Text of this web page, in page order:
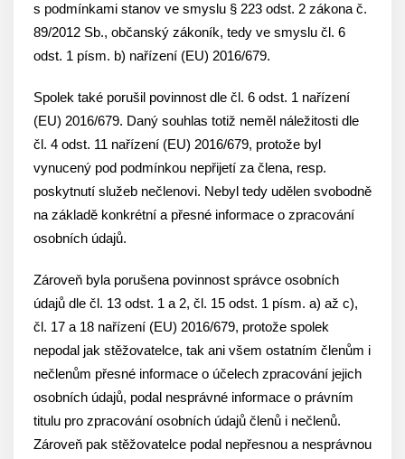
s podmínkami stanov ve smyslu § 223 odst. 2 zákona č.
89/2012 Sb., občanský zákoník, tedy ve smyslu čl. 6
odst. 1 písm. b) nařízení (EU) 2016/679.
Spolek také porušil povinnost dle čl. 6 odst. 1 nařízení
(EU) 2016/679. Daný souhlas totiž neměl náležitosti dle
čl. 4 odst. 11 nařízení (EU) 2016/679, protože byl
vynucený pod podmínkou nepřijetí za člena, resp.
poskytnutí služeb nečlenovi. Nebyl tedy udělen svobodně
na základě konkrétní a přesné informace o zpracování
osobních údajů.
Zároveň byla porušena povinnost správce osobních
údajů dle čl. 13 odst. 1 a 2, čl. 15 odst. 1 písm. a) až c),
čl. 17 a 18 nařízení (EU) 2016/679, protože spolek
nepodal jak stěžovatelce, tak ani všem ostatním členům i
nečlenům přesné informace o účelech zpracování jejich
osobních údajů, podal nesprávné informace o právním
titulu pro zpracování osobních údajů členů i nečlenů.
Zároveň pak stěžovatelce podal nepřesnou a nesprávnou